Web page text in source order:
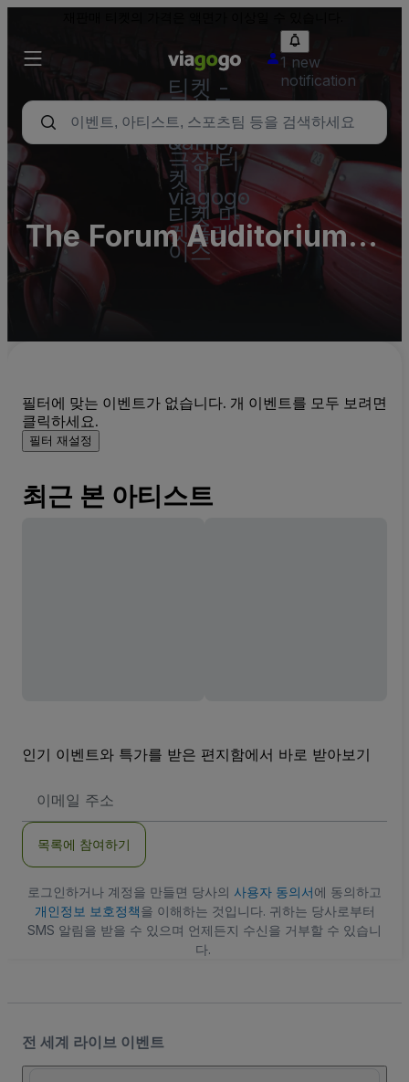
티켓 -
콘서트,
스포츠
&amp;
극장 티
켓 |
viagogo
티켓 마
켓플레
이스
1 new
notification
The Forum Auditorium
Parking Lots (InActive)
필터에 맞는 이벤트가 없습니다. 개 이벤트를 모두 보려면
클릭하세요.
필터 재설정
최근 본 아티스트
인기 이벤트와 특가를 받은 편지함에서 바로 받아보기
메
소
목록에 참여하기
로그인하거나 계정을 만들면 당사의 사용자 동의서에 동의하고
개인정보 보호정책을 이해하는 것입니다. 귀하는 당사로부터
SMS 알림을 받을 수 있으며 언제든지 수신을 거부할 수 있습니
다.
전 세계 라이브 이벤트